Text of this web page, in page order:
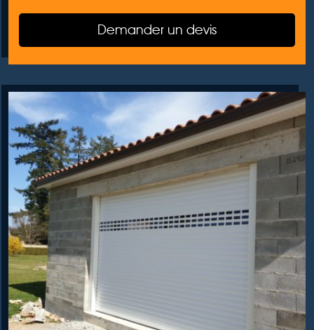
Demander un devis